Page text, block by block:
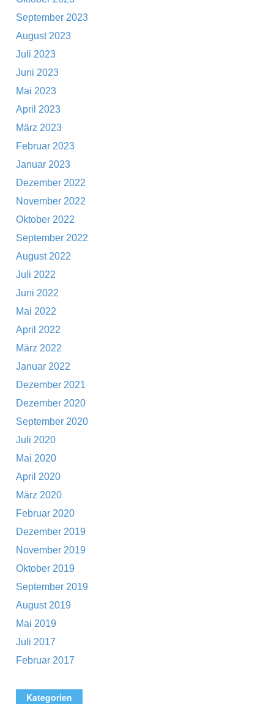
September 2023
August 2023
Juli 2023
Juni 2023
Mai 2023
April 2023
März 2023
Februar 2023
Januar 2023
Dezember 2022
November 2022
Oktober 2022
September 2022
August 2022
Juli 2022
Juni 2022
Mai 2022
April 2022
März 2022
Januar 2022
Dezember 2021
Dezember 2020
September 2020
Juli 2020
Mai 2020
April 2020
März 2020
Februar 2020
Dezember 2019
November 2019
Oktober 2019
September 2019
August 2019
Mai 2019
Juli 2017
Februar 2017
Kategorien